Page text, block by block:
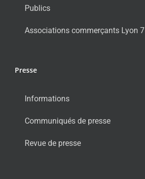
Publics
Associations commerçants Lyon 7
Presse
Informations
Communiqués de presse
Revue de presse